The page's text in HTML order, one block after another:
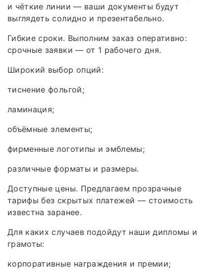
и чёткие линии — ваши документы будут
выглядеть солидно и презентабельно.
Гибкие сроки. Выполним заказ оперативно:
срочные заявки — от 1 рабочего дня.
Широкий выбор опций:
тиснение фольгой;
ламинация;
объёмные элементы;
фирменные логотипы и эмблемы;
различные форматы и размеры.
Доступные цены. Предлагаем прозрачные
тарифы без скрытых платежей — стоимость
известна заранее.
Для каких случаев подойдут наши дипломы и
грамоты:
корпоративные награждения и премии;